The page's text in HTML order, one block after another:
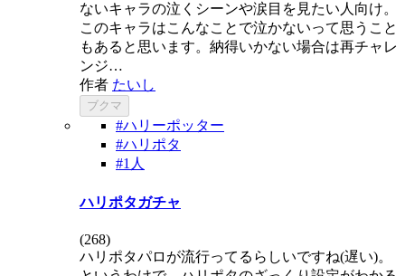
ないキャラの泣くシーンや涙目を見たい人向け。
このキャラはこんなことで泣かないって思うこと
もあると思います。納得いかない場合は再チャレ
ンジ…
作者 たいし
ブクマ
#ハリーポッター
#ハリポタ
#1人
ハリポタガチャ
(268)
ハリポタパロが流行ってるらしいですね(遅い)。